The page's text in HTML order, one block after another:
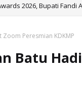
2026, Bupati
Peresmian KDKMP
Batu